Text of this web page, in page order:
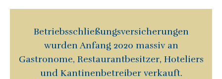
Betriebsschließungsversicherungen
wurden Anfang 2020 massiv an
Gastronome, Restaurantbesitzer, Hoteliers
und Kantinenbetreiber verkauft.